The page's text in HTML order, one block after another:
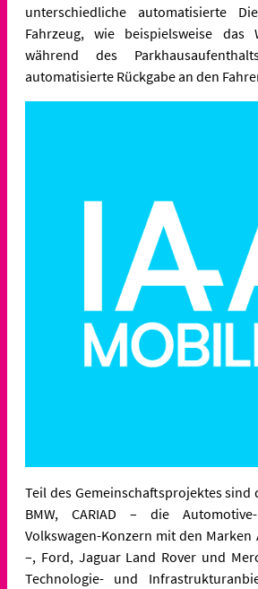
unterschiedliche automatisierte
Fahrzeug, wie beispielsweise das
während des
automatisierte Rückgabe an den
Teil des Gemeinschaftsprojektes sind
BMW, CARIAD – die
Volkswagen-Konzern mit den Marken
–, Ford, Jaguar Land Rover und
Technologie- und